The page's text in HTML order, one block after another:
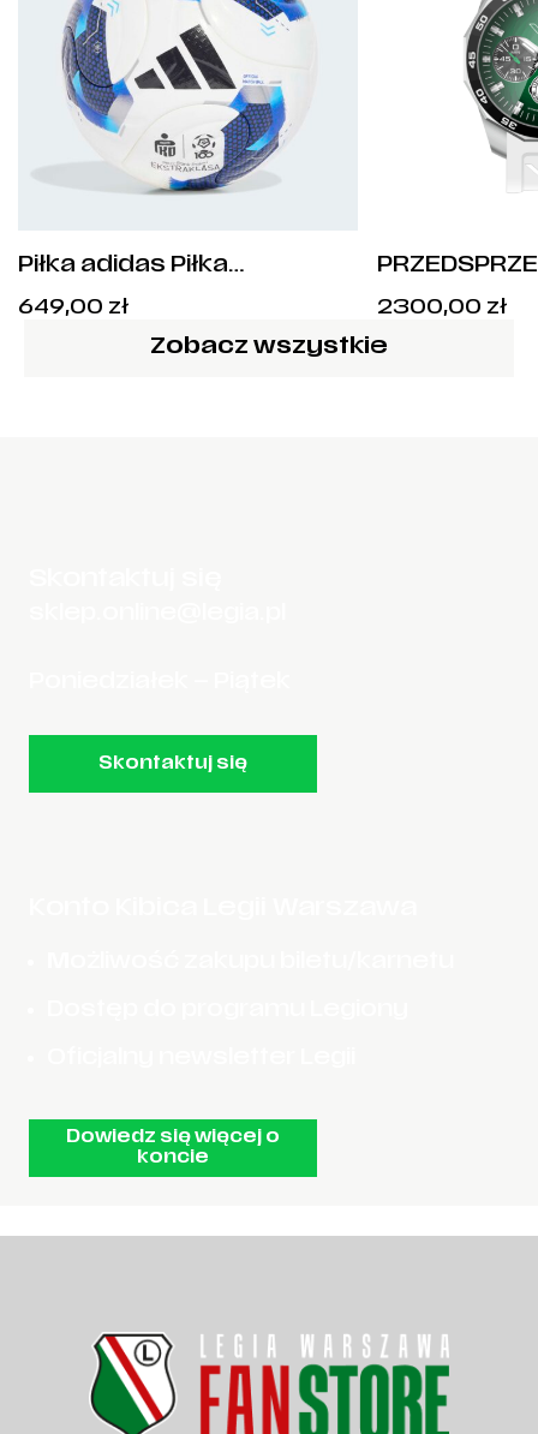
Piłka adidas Piłka
rozm.5 – KE5151
649,00 zł
Zapaśniczej
Warszawa
2300,00 zł
Zobacz wszystkie
Skontaktuj się
Dowiedz się więcej o
koncie